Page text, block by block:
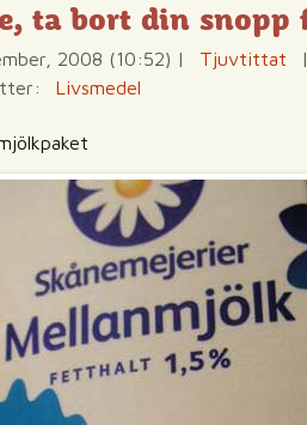
ta bort din snopp
2008 (10:52) | Tjuvtittat |
Livsmedel